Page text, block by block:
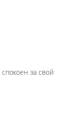
за свой